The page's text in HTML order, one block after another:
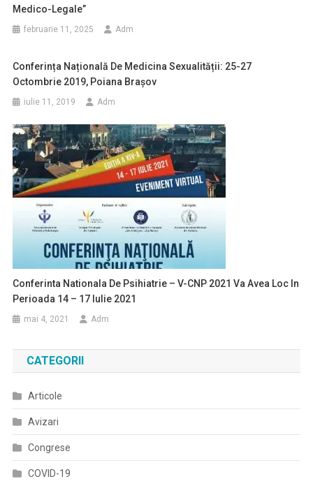
Medico-Legale”
februarie 11, 2025 Adm
Conferința Națională De Medicina Sexualității: 25-27
Octombrie 2019, Poiana Brașov
iulie 11, 2019 Adm
Conferinta Nationala De Psihiatrie – V-CNP 2021 Va Avea Loc In
Perioada 14 – 17 Iulie 2021
mai 4, 2021 Adm
CATEGORII
Articole
Avizari
Congrese
COVID-19